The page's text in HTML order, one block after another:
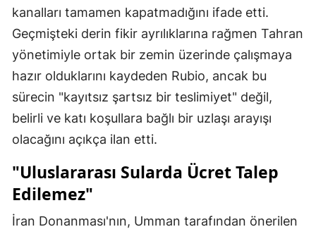
kanalları tamamen kapatmadığını ifade etti.
Geçmişteki derin fikir ayrılıklarına rağmen Tahran
yönetimiyle ortak bir zemin üzerinde çalışmaya
hazır olduklarını kaydeden Rubio, ancak bu
sürecin "kayıtsız şartsız bir teslimiyet" değil,
belirli ve katı koşullara bağlı bir uzlaşı arayışı
olacağını açıkça ilan etti.
"Uluslararası Sularda Ücret Talep
Edilemez"
İran Donanması'nın, Umman tarafından önerilen